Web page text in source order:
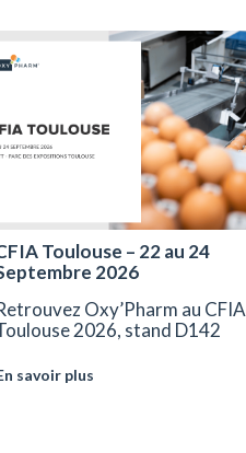
Toulouse – 22 au 24
2026
Oxy’Pharm au CFIA
2026, stand D142
savoir plus